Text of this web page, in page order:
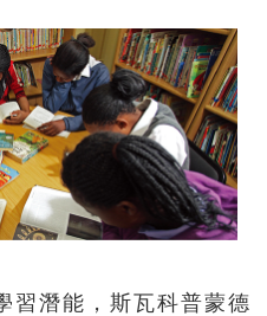
習潛能，斯瓦科普蒙德